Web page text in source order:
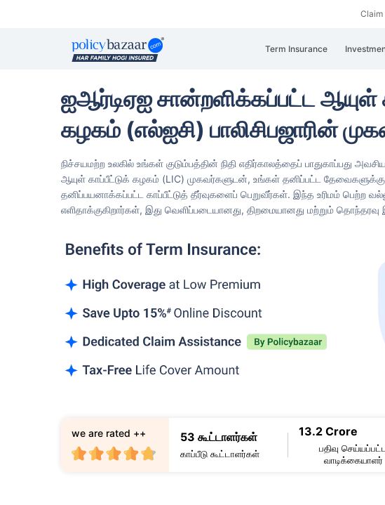
Claim
Term Insurance
ஐஆர்டிஏஐ சான்றளிக்கப்பட்ட ஆயுள்
கழகம் (எல்ஐசி) பாலிசிபஜாரின்
நிச்சயமற்ற உலகில் உங்கள் குடும்பத்தின் நிதி எதிர்காலத்தைப் பாதுகாப்பது
ஆயுள் காப்பீட்டுக் கழகம் (LIC) முகவர்களுடன், உங்கள் தனிப்பட்ட தேவைகளுக்கு
தனிப்பயனாக்கப்பட்ட காப்பீட்டுத் தீர்வுகளைப் பெறுவீர்கள். இந்த உரிமம் பெற்ற
எளிதாக்குகிறார்கள், இது வெளிப்படையானது, திறமையானது மற்றும் தொந்தரவு
53 கூட்டாளர்கள்
காப்பீடு கூட்டாளர்கள்
13.2 Crore
பதிவு செய்யப்பட்ட
வாடிக்கையாளர்
we are rated ++